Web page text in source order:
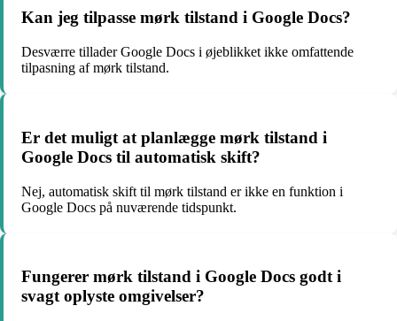
Kan jeg tilpasse mørk tilstand i Google Docs?
Desværre tillader Google Docs i øjeblikket ikke omfattende
tilpasning af mørk tilstand.
Er det muligt at planlægge mørk tilstand i
Google Docs til automatisk skift?
Nej, automatisk skift til mørk tilstand er ikke en funktion i
Google Docs på nuværende tidspunkt.
Fungerer mørk tilstand i Google Docs godt i
svagt oplyste omgivelser?